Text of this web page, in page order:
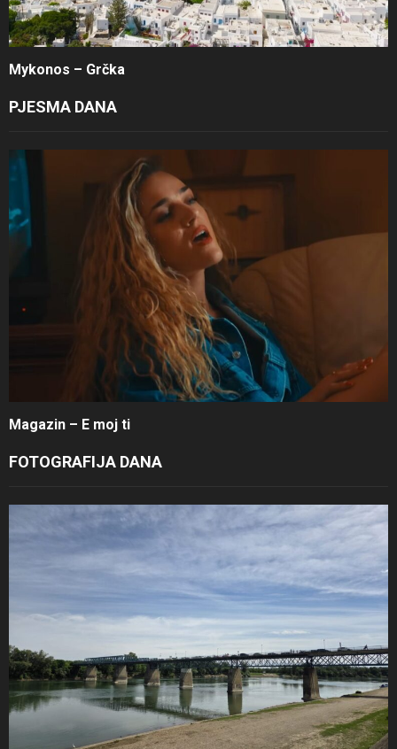
Mykonos – Grčka
PJESMA DANA
Magazin – E moj ti
FOTOGRAFIJA DANA